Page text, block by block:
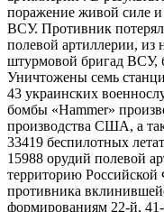
поражение живой силе
ВСУ. Противник
полевой артиллерии,
штурмовой бригад ВСУ,
Уничтожены семь
43 украинских
бомбы «Hammer»
производства США, а
33419 беспилотных
15988 орудий полевой
территорию
противника
формированиям 22-й,